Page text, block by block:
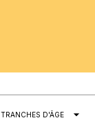
TRANCHES D'ÂGE arrow_drop_down